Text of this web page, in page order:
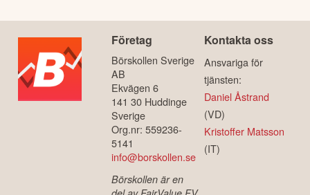
Företag
Börskollen Sverige
AB
Ekvägen 6
141 30 Huddinge
Sverige
Org.nr: 559236-
5141
info@borskollen.se
Börskollen är en
Kontakta oss
Ansvariga för
tjänsten:
Daniel Åstrand
(VD)
Kristoffer Matsson
(IT)